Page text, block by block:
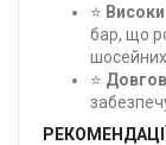
⭐
бар, що
⭐